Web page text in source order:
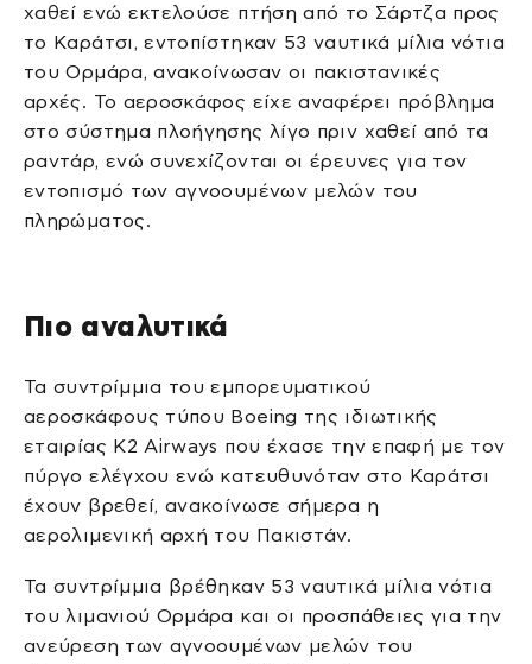
χαθεί ενώ εκτελούσε πτήση από το Σάρτζα προς
το Καράτσι, εντοπίστηκαν 53 ναυτικά μίλια νότια
του Ορμάρα, ανακοίνωσαν οι πακιστανικές
αρχές. Το αεροσκάφος είχε αναφέρει πρόβλημα
στο σύστημα πλοήγησης λίγο πριν χαθεί από τα
ραντάρ, ενώ συνεχίζονται οι έρευνες για τον
εντοπισμό των αγνοουμένων μελών του
πληρώματος.
Πιο αναλυτικά
Τα συντρίμμια του εμπορευματικού
αεροσκάφους τύπου Boeing της ιδιωτικής
εταιρίας K2 Airways που έχασε την επαφή με τον
πύργο ελέγχου ενώ κατευθυνόταν στο Καράτσι
έχουν βρεθεί, ανακοίνωσε σήμερα η
αερολιμενική αρχή του Πακιστάν.
Τα συντρίμμια βρέθηκαν 53 ναυτικά μίλια νότια
του λιμανιού Ορμάρα και οι προσπάθειες για την
ανεύρεση των αγνοουμένων μελών του